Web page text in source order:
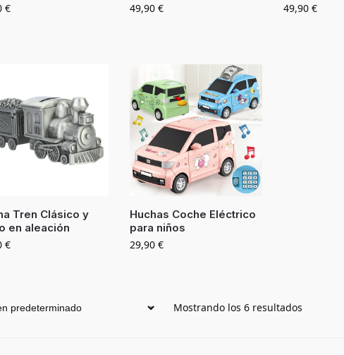
€
49,90€
49,90€
Tren Clásico y
en aleación
€
Huchas Coche Eléctrico
para niños
29,90€
Mostrando los 6 resultados